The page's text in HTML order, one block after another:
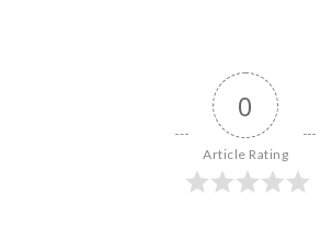
0
Article Rating